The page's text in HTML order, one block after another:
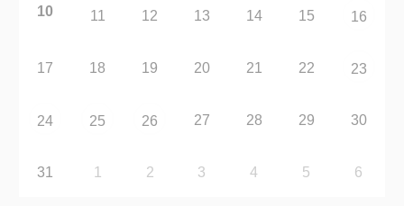
10 11 12 13 14 15 16
17 18 19 20 21 22 23
24 25 26 27 28 29 30
31 1 2 3 4 5 6